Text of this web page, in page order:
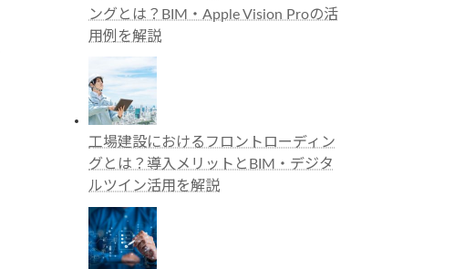
ングとは？BIM・Apple Vision Proの活
用例を解説
工場建設におけるフロントローディン
グとは？導入メリットとBIM・デジタ
ルツイン活用を解説